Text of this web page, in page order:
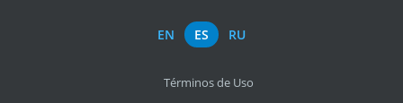
EN ES RU
Términos de Uso